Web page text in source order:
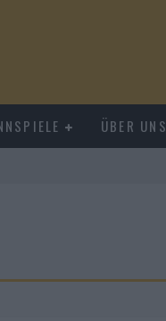
ÜBER UNS